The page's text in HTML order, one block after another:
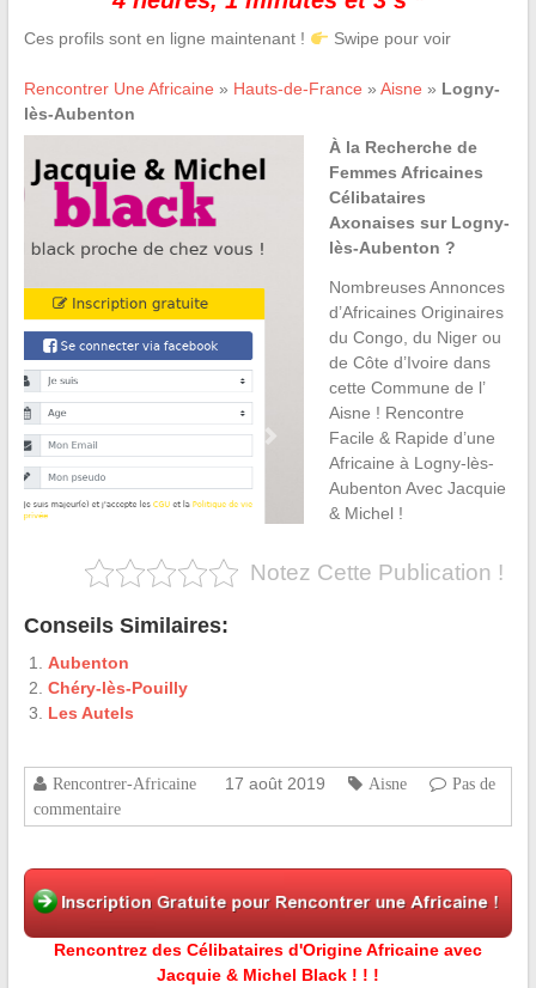
Ces profils sont en ligne maintenant ! Swipe pour voir
Rencontrer Une Africaine » Hauts-de-France » Aisne » Logny-
lès-Aubenton
À la Recherche de
Femmes Africaines
Célibataires
Axonaises sur Logny-
lès-Aubenton ?
Nombreuses Annonces
d’Africaines Originaires
du Congo, du Niger ou
de Côte d’Ivoire dans
cette Commune de l’
Aisne ! Rencontre
Facile & Rapide d’une
Africaine à Logny-lès-
Aubenton Avec Jacquie
& Michel !
Notez Cette Publication !
Conseils Similaires:
Aubenton
Chéry-lès-Pouilly
Les Autels
Rencontrer-Africaine 17 août 2019 Aisne
Pas de
commentaire
Rencontrez des Célibataires d'Origine Africaine avec
Jacquie & Michel Black ! ! !